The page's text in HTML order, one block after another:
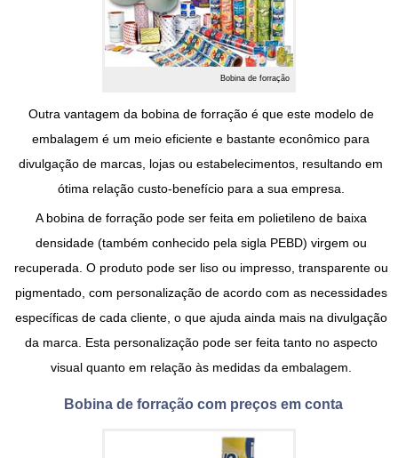
Bobina de forração
Outra vantagem da bobina de forraçãoé que este modelo de
embalagem é um meio eficiente e bastante econômico para
divulgação de marcas, lojas ou estabelecimentos, resultando em
ótima relação custo-benefício para a sua empresa.
A bobina de forraçãopode ser feita em polietileno de baixa
densidade (também conhecido pela sigla PEBD) virgem ou
recuperada. O produto pode ser liso ou impresso, transparente ou
pigmentado, com personalização de acordo com as necessidades
específicas de cada cliente, o que ajuda ainda mais na divulgação
da marca. Esta personalização pode ser feita tanto no aspecto
visual quanto em relação às medidas da embalagem.
Bobina de forração com preços em conta